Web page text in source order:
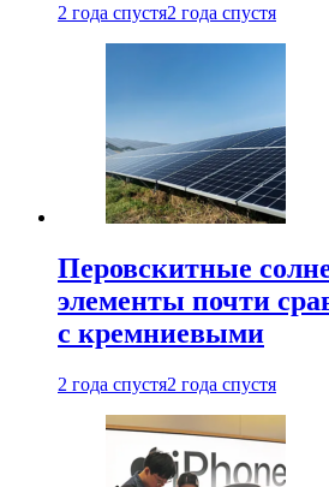
2 года спустя2 года спустя
Перовскитные
элементы почти
с кремниевыми
2 года спустя2 года спустя